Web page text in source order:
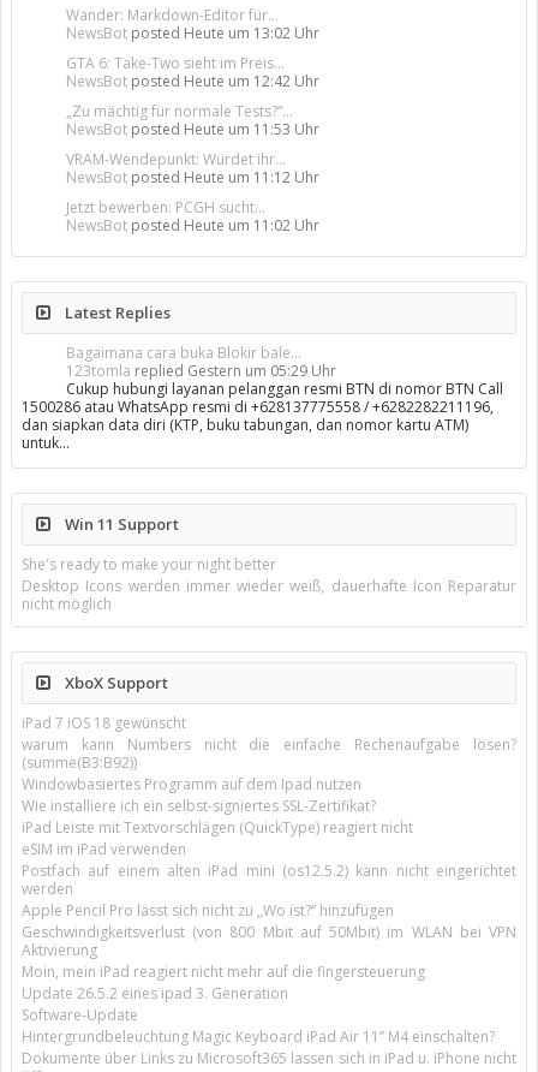
Wander: Markdown-Editor für...
NewsBot posted Heute um 13:02 Uhr
GTA 6: Take-Two sieht im Preis...
NewsBot posted Heute um 12:42 Uhr
„Zu mächtig für normale Tests?“...
NewsBot posted Heute um 11:53 Uhr
VRAM-Wendepunkt: Würdet ihr...
NewsBot posted Heute um 11:12 Uhr
Jetzt bewerben: PCGH sucht...
NewsBot posted Heute um 11:02 Uhr
Latest Replies
Bagaimana cara buka Blokir bale...
123tomla replied Gestern um 05:29 Uhr
Cukup hubungi layanan pelanggan resmi BTN di nomor BTN Call
1500286 atau WhatsApp resmi di +628137775558 / +6282282211196,
dan siapkan data diri (KTP, buku tabungan, dan nomor kartu ATM)
untuk…
Win 11 Support
She's ready to make your night better
Desktop Icons werden immer wieder weiß, dauerhafte Icon Reparatur
nicht möglich
XboX Support
iPad 7 iOS 18 gewünscht
warum kann Numbers nicht die einfache Rechenaufgabe lösen?
(summe(B3:B92))
Windowbasiertes Programm auf dem Ipad nutzen
Wie installiere ich ein selbst-signiertes SSL-Zertifikat?
iPad Leiste mit Textvorschlägen (QuickType) reagiert nicht
eSIM im iPad verwenden
Postfach auf einem alten iPad mini (os12.5.2) kann nicht eingerichtet
werden
Apple Pencil Pro lässt sich nicht zu „Wo ist?“ hinzufügen
Geschwindigkeitsverlust (von 800 Mbit auf 50Mbit) im WLAN bei VPN
Aktivierung
Moin, mein iPad reagiert nicht mehr auf die fingersteuerung
Update 26.5.2 eines ipad 3. Generation
Software-Update
Hintergrundbeleuchtung Magic Keyboard iPad Air 11’’ M4 einschalten?
Dokumente über Links zu Microsoft365 lassen sich in iPad u. iPhone nicht